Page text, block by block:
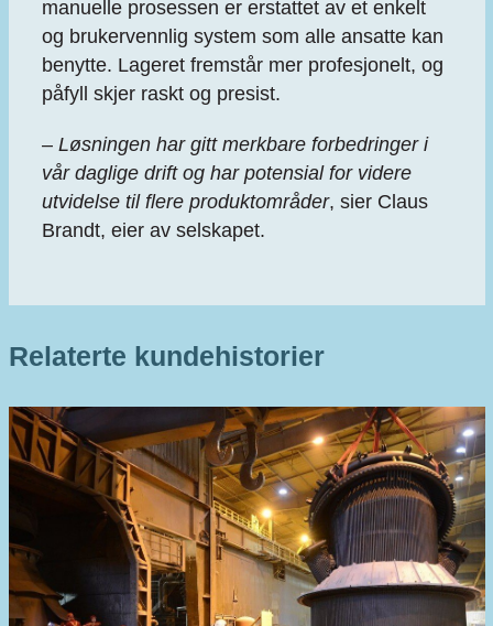
manuelle prosessen er erstattet av et enkelt
og brukervennlig system som alle ansatte kan
benytte. Lageret fremstår mer profesjonelt, og
påfyll skjer raskt og presist.
– Løsningen har gitt merkbare forbedringer i
vår daglige drift og har potensial for videre
utvidelse til flere produktområder, sier Claus
Brandt, eier av selskapet.
Relaterte kundehistorier